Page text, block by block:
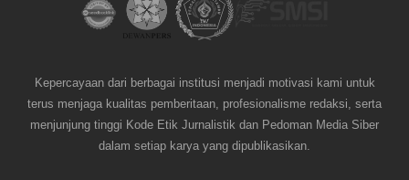
Kepercayaan dari berbagai institusi menjadi motivasi kami untuk
terus menjaga kualitas pemberitaan, profesionalisme redaksi, serta
menjunjung tinggi Kode Etik Jurnalistik dan Pedoman Media Siber
dalam setiap karya yang dipublikasikan.